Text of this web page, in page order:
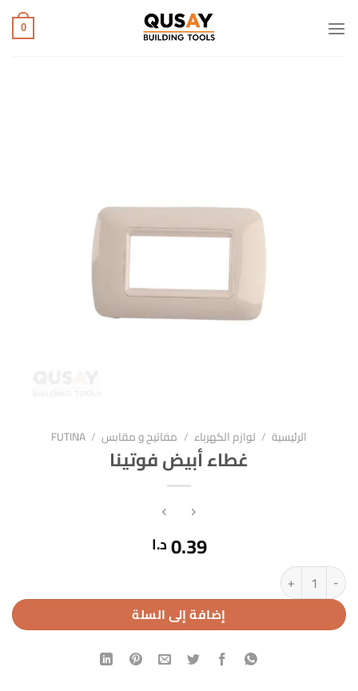
للمحتوى
0
الرئيسية / لوازم الكهرباء / مفاتيح و مقابس /
FUTINA
غطاء أبيض فوتينا
0.39د.ا
كمية غطاء أبيض فوتينا
إضافة إلى السلة